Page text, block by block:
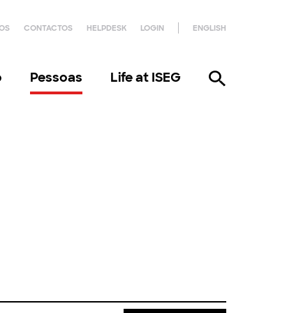
CONTACTOS HELPDESK LOGIN ENGLISH
Pessoas Life at ISEG